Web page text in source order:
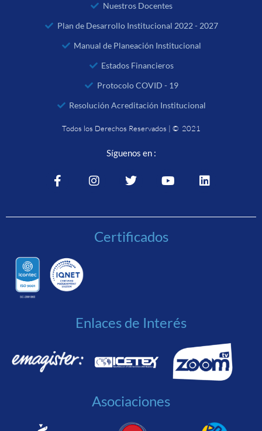
Nuestros Docentes
Plan de Desarrollo Institucional 2022 - 2027
Manual de Planeación Institucional
Estados Financieros
Protocolo COVID - 19
Resolución Acreditación Institucional
Todos los Derechos Reservados | © 2021
Síguenos en :
Certificados
Enlaces de Interés
Asociaciones